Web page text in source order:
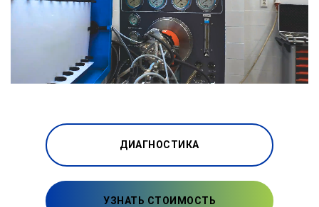
ДИАГНОСТИКА
УЗНАТЬ СТОИМОСТЬ